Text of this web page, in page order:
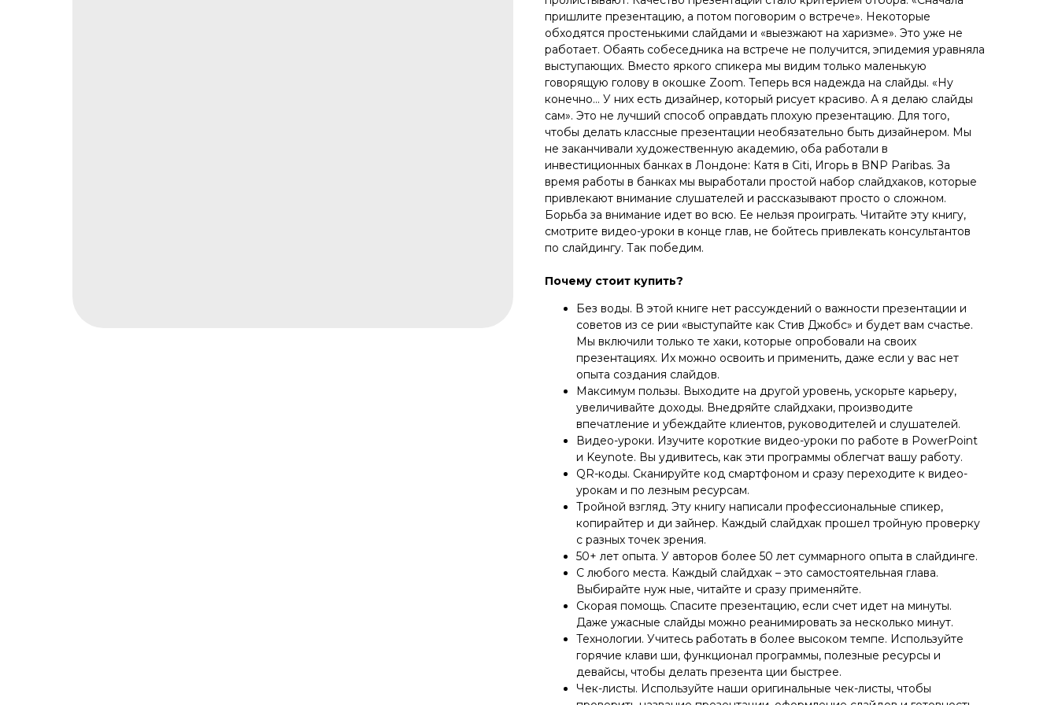
пришлите презентацию, а потом поговорим о встрече». Некоторые
обходятся простенькими слайдами и «выезжают на харизме». Это уже не
работает. Обаять собеседника на встрече не получится, эпидемия уравняла
выступающих. Вместо яркого спикера мы видим только маленькую
говорящую голову в окошке Zoom. Теперь вся надежда на слайды. «Ну
конечно… У них есть дизайнер, который рисует красиво. А я делаю слайды
сам». Это не лучший способ оправдать плохую презентацию. Для того,
чтобы делать классные презентации необязательно быть дизайнером. Мы
не заканчивали художественную академию, оба работали в
инвестиционных банках в Лондоне: Катя в Citi, Игорь в BNP Paribas. За
время работы в банках мы выработали простой набор слайдхаков, которые
привлекают внимание слушателей и рассказывают просто о сложном.
Борьба за внимание идет во всю. Ее нельзя проиграть. Читайте эту книгу,
смотрите видео-уроки в конце глав, не бойтесь привлекать консультантов
по слайдингу. Так победим.
Почему стоит купить?
Без воды. В этой книге нет рассуждений о важности презентации и
советов из се рии «выступайте как Стив Джобс» и будет вам счастье.
Мы включили только те хаки, которые опробовали на своих
презентациях. Их можно освоить и применить, даже если у вас нет
опыта создания слайдов.
Максимум пользы. Выходите на другой уровень, ускорьте карьеру,
увеличивайте доходы. Внедряйте слайдхаки, производите
впечатление и убеждайте клиентов, руководителей и слушателей.
Видео-уроки. Изучите короткие видео-уроки по работе в PowerPoint
и Keynote. Вы удивитесь, как эти программы облегчат вашу работу.
QR-коды. Сканируйте код смартфоном и сразу переходите к видео-
урокам и по лезным ресурсам.
Тройной взгляд. Эту книгу написали профессиональные спикер,
копирайтер и ди зайнер. Каждый слайдхак прошел тройную проверку
с разных точек зрения.
50+ лет опыта. У авторов более 50 лет суммарного опыта в слайдинге.
С любого места. Каждый слайдхак – это самостоятельная глава.
Выбирайте нуж ные, читайте и сразу применяйте.
Скорая помощь. Спасите презентацию, если счет идет на минуты.
Даже ужасные слайды можно реанимировать за несколько минут.
Технологии. Учитесь работать в более высоком темпе. Используйте
горячие клави ши, функционал программы, полезные ресурсы и
девайсы, чтобы делать презента ции быстрее.
Чек-листы. Используйте наши оригинальные чек-листы, чтобы